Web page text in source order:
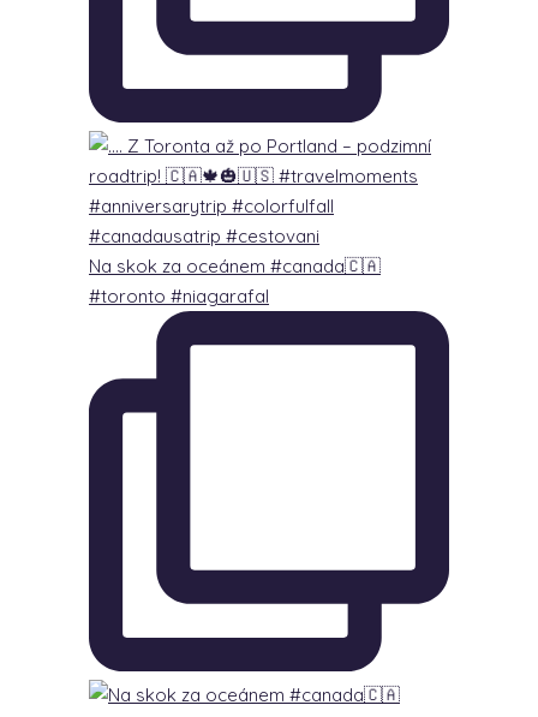
Na skok za oceánem #canada🇨🇦
#toronto #niagarafal